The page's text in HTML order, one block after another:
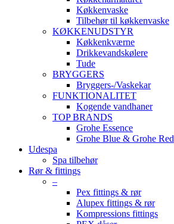
Køkkenvaske
Tilbehør til køkkenvaske
KØKKENUDSTYR
Køkkenkværne
Drikkevandskølere
Tude
BRYGGERS
Bryggers-/Vaskekar
FUNKTIONALITET
Kogende vandhaner
TOP BRANDS
Grohe Essence
Grohe Blue & Grohe Red
Udespa
Spa tilbehør
Rør & fittings
–
Pex fittings & rør
Alupex fittings & rør
Kompressions fittings